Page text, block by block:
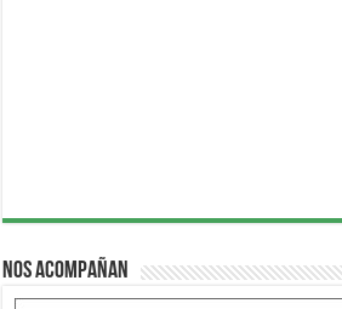
Nos acompañan